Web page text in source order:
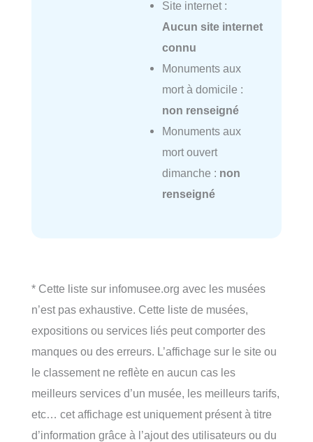
Site internet :
Aucun site internet
connu
Monuments aux
mort à domicile :
non renseigné
Monuments aux
mort ouvert
dimanche : non
renseigné
* Cette liste sur infomusee.org avec les musées
n’est pas exhaustive. Cette liste de musées,
expositions ou services liés peut comporter des
manques ou des erreurs. L’affichage sur le site ou
le classement ne reflète en aucun cas les
meilleurs services d’un musée, les meilleurs tarifs,
etc… cet affichage est uniquement présent à titre
d’information grâce à l’ajout des utilisateurs ou du